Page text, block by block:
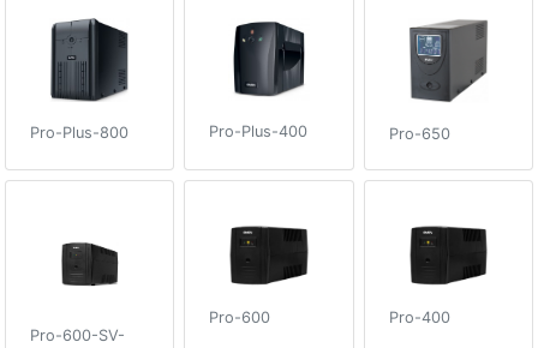
Pro-Plus-800 Pro-Plus-400 Pro-650
Pro-600-SV-
Pro-600 Pro-400